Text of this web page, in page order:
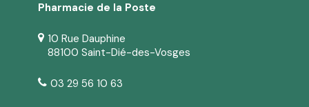
Pharmacie de la Poste
10 Rue Dauphine
88100 Saint-Dié-des-Vosges
03 29 56 10 63